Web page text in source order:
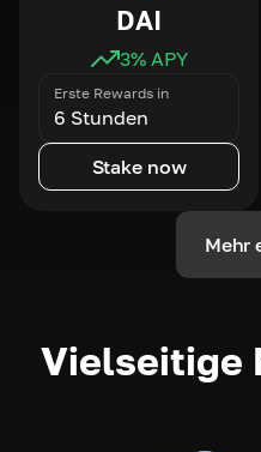
DAI
3% APY
Erste Rewards in
6 Stunden
Stake now
Mehr
Vielseitige